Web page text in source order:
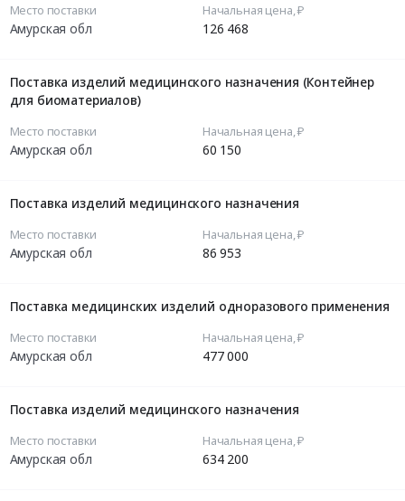
Место поставки
Амурская обл
Начальная цена, ₽
126 468
Поставка изделий медицинского назначения (Контейнер
для биоматериалов)
Место поставки
Амурская обл
Начальная цена, ₽
60 150
Поставка изделий медицинского назначения
Место поставки
Амурская обл
Начальная цена, ₽
86 953
Поставка медицинских изделий одноразового применения
Место поставки
Амурская обл
Начальная цена, ₽
477 000
Поставка изделий медицинского назначения
Место поставки
Амурская обл
Начальная цена, ₽
634 200